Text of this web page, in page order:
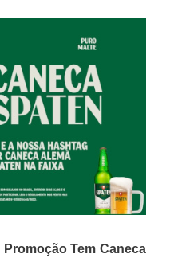
PromoçãoTem Caneca